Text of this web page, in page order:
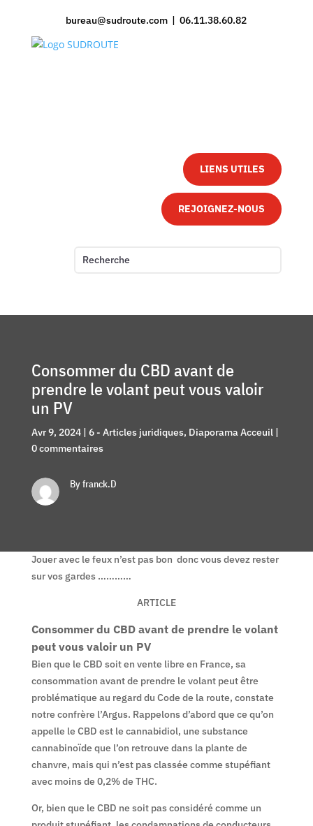
bureau@sudroute.com | 06.11.38.60.82
LIENS UTILES
REJOIGNEZ-NOUS
Consommer du CBD avant de
prendre le volant peut vous valoir
un PV
Avr 9, 2024| 6 - Articles juridiques, Diaporama Acceuil|
0 commentaires
By franck.D
Jouer avec le feux n’est pas bon donc vous devez rester
sur vos gardes …………
ARTICLE
Consommer du CBD avant de prendre le volant
peut vous valoir un PV
Bien que le CBD soit en vente libre en France, sa
consommation avant de prendre le volant peut être
problématique au regard du Code de la route, constate
notre confrère l’Argus. Rappelons d’abord que ce qu’on
appelle le CBD est le cannabidiol, une substance
cannabinoïde que l’on retrouve dans la plante de
chanvre, mais qui n’est pas classée comme stupéfiant
avec moins de 0,2% de THC.
Or, bien que le CBD ne soit pas considéré comme un